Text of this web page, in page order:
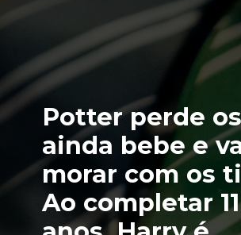
Potter perde
ainda bebe e
morar com os
Ao completar 11